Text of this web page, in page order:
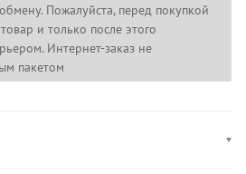
Пожалуйста, перед покупкой
и только после этого
Интернет-заказ не
пакетом